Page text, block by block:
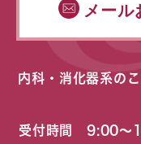
メール
内科・消化器系の
受付時間 9:00